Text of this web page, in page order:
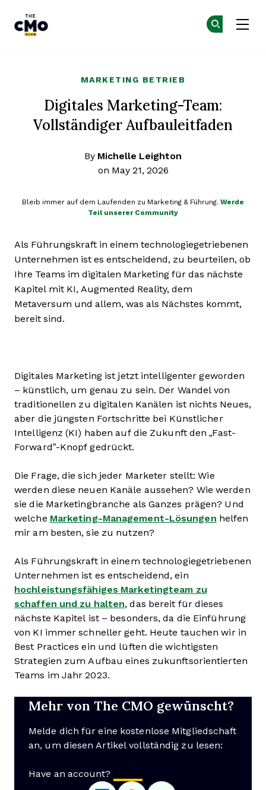
MARKETING BETRIEB
Digitales Marketing-Team:
Vollständiger Aufbauleitfaden
By Michelle Leighton
on May 21, 2026
Bleib immer auf dem Laufenden zu Marketing & Führung. Werde
Teil unserer Community
Als Führungskraft in einem technologiegetriebenen
Unternehmen ist es entscheidend, zu beurteilen, ob
Ihre Teams im digitalen Marketing für das nächste
Kapitel mit KI, Augmented Reality, dem
Metaversum und allem, was als Nächstes kommt,
bereit sind.
Digitales Marketing ist jetzt intelligenter geworden
– künstlich, um genau zu sein. Der Wandel von
traditionellen zu digitalen Kanälen ist nichts Neues,
aber die jüngsten Fortschritte bei Künstlicher
Intelligenz (KI) haben auf die Zukunft den „Fast-
Forward“-Knopf gedrückt.
Die Frage, die sich jeder Marketer stellt: Wie
werden diese neuen Kanäle aussehen? Wie werden
sie die Marketingbranche als Ganzes prägen? Und
welche Marketing-Management-Lösungen helfen
mir am besten, sie zu nutzen?
Als Führungskraft in einem technologiegetriebenen
Unternehmen ist es entscheidend, ein
hochleistungsfähiges Marketingteam zu
schaffen und zu halten, das bereit für dieses
nächste Kapitel ist – besonders, da die Einführung
von KI immer schneller geht. Heute tauchen wir in
Best Practices ein und lüften die wichtigsten
Strategien zum Aufbau eines zukunftsorientierten
Teams im Jahr 2023.
Mehr von The CMO gewünscht?
Melde dich für eine kostenlose Mitgliedschaft
an, um diesen Artikel vollständig zu lesen:
Have an account? Log In